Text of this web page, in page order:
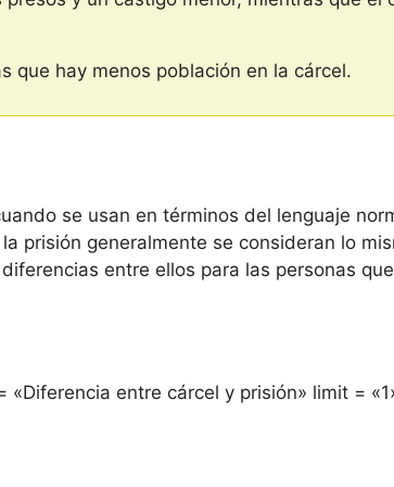
que hay menos población en la cárcel.
se usan en términos del lenguaje
prisión generalmente se consideran lo
entre ellos para las personas
entre cárcel y prisión» limit =